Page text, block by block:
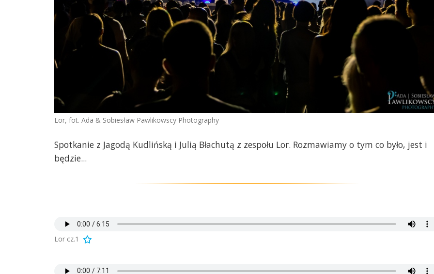
Lor, fot. Ada & Sobiesław Pawlikowscy Photography
Spotkanie z Jagodą Kudlińską i Julią Błachutą z zespołu Lor. Rozmawiamy o tym co było, jest i
będzie...
Lor cz.1